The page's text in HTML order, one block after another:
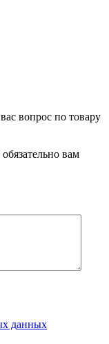
вопрос по товару
вам
данных